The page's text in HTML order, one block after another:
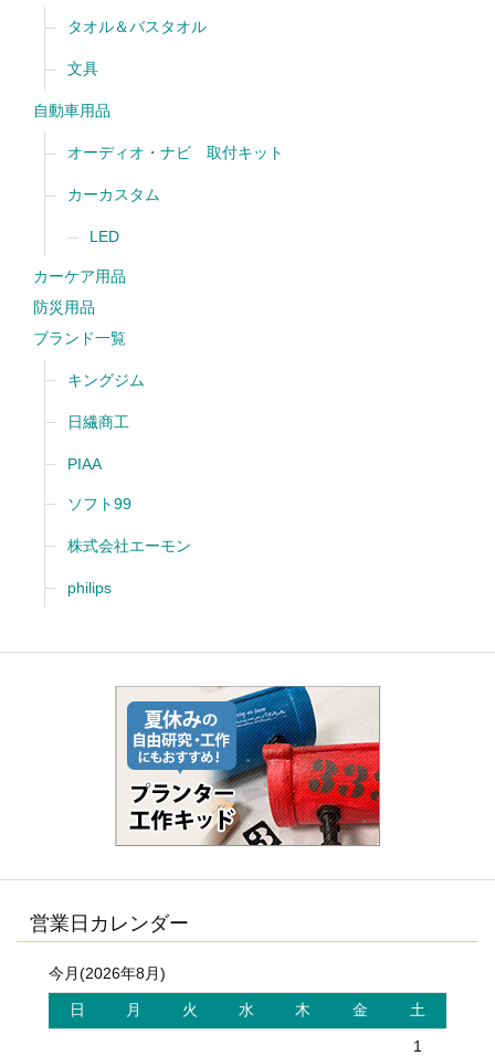
タオル＆バスタオル
文具
自動車用品
オーディオ・ナビ 取付キット
カーカスタム
LED
カーケア用品
防災用品
ブランド一覧
キングジム
日繊商工
PIAA
ソフト99
株式会社エーモン
philips
営業日カレンダー
今月(2026年8月)
日 月 火 水 木 金 土
1